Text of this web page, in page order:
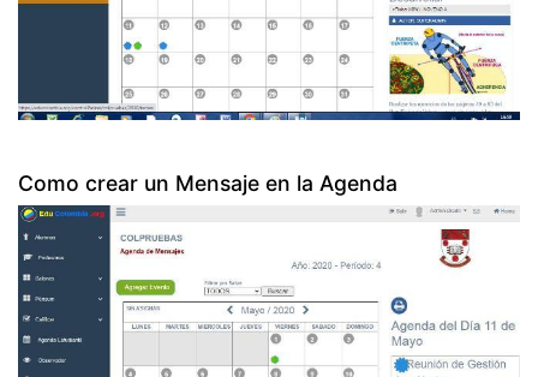
Como crear un Mensaje en la Agenda